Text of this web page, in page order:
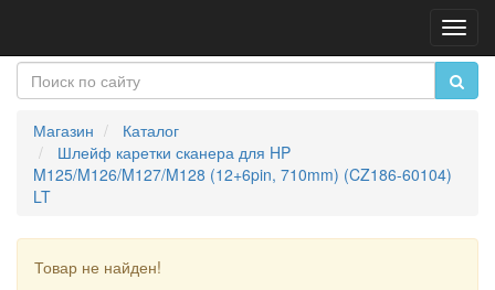
Магазин
Каталог
Шлейф каретки сканера для HP
M125/M126/M127/M128 (12+6pin, 710mm) (CZ186-60104)
LT
Товар не найден!